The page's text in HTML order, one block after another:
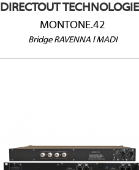
DIRECTOUT
MONTONE.42
Bridge RAVENNA l MADI